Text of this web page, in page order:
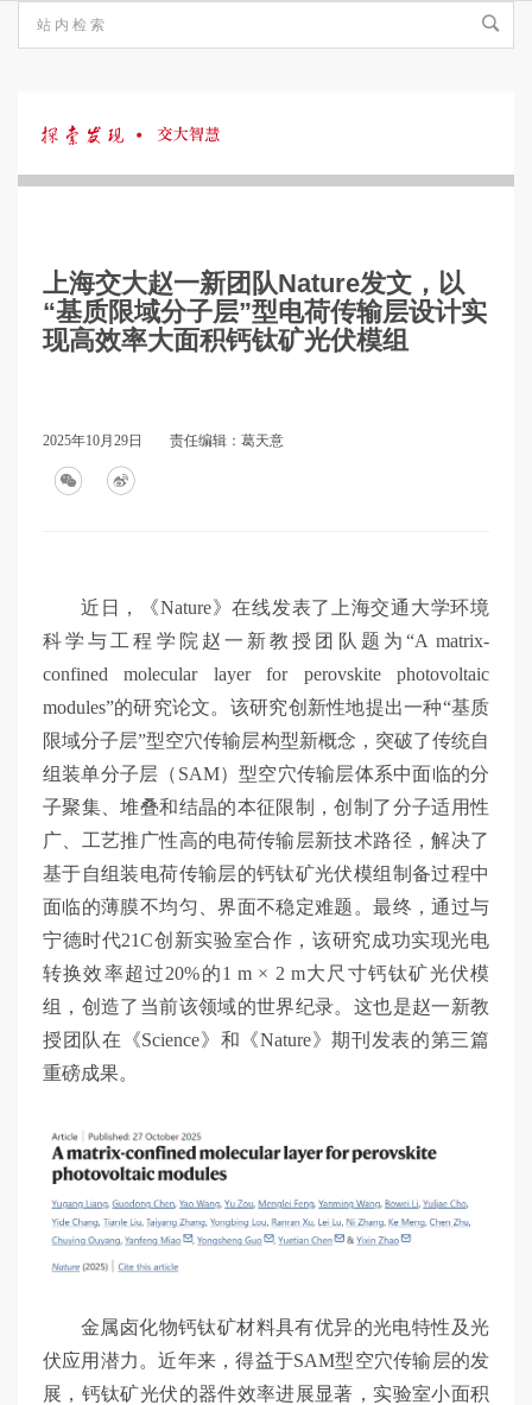
探
发
大
智
慧
上海交大赵一新团队Nature发文，以
“基质限域分子层”型电荷传输层设计实
现高效率大面积钙钛矿光伏模组
2025年10月29日 责任编辑：葛天意
近日，《Nature》在线发表了上海交通大学环境
科学与工程学院赵一新教授团队题为“A matrix-
confined molecular layer for perovskite photovoltaic
modules”的研究论文。该研究创新性地提出一种“基质
限域分子层”型空穴传输层构型新概念，突破了传统自
组装单分子层（SAM）型空穴传输层体系中面临的分
子聚集、堆叠和结晶的本征限制，创制了分子适用性
广、工艺推广性高的电荷传输层新技术路径，解决了
基于自组装电荷传输层的钙钛矿光伏模组制备过程中
面临的薄膜不均匀、界面不稳定难题。最终，通过与
宁德时代21C创新实验室合作，该研究成功实现光电
转换效率超过20%的1 m × 2 m大尺寸钙钛矿光伏模
组，创造了当前该领域的世界纪录。这也是赵一新教
授团队在《Science》和《Nature》期刊发表的第三篇
重磅成果。
金属卤化物钙钛矿材料具有优异的光电特性及光
伏应用潜力。近年来，得益于SAM型空穴传输层的发
展，钙钛矿光伏的器件效率进展显著，实验室小面积